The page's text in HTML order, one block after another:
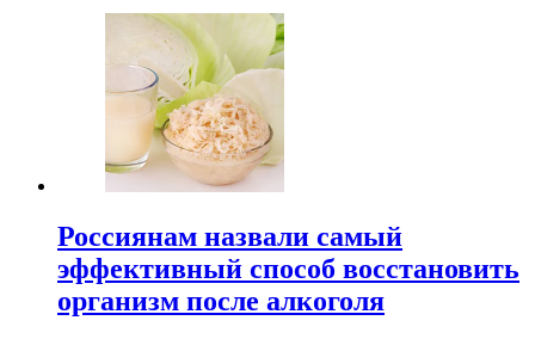
Россиянам назвали самый
эффективный способ восстановить
организм после алкоголя